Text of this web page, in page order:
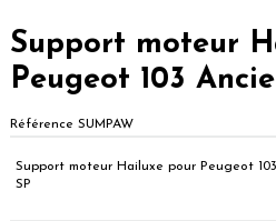
Support moteur
Peugeot 103
Référence SUMPAW
Support moteur Hailuxe pour Peugeot
SP